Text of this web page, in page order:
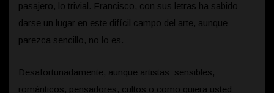
pasajero, lo trivial. Francisco, con sus letras ha sabido
darse un lugar en este difícil campo del arte, aunque
parezca sencillo, no lo es.
Desafortunadamente, aunque artistas: sensibles,
románticos, pensadores, cultos o como quiera usted